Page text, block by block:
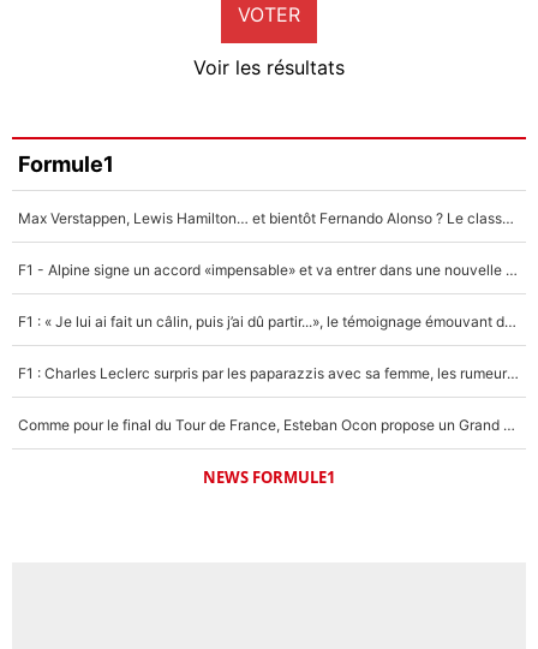
Faris Moumbagna
4%
Un autre joueur
5%
VOTER
Voir les résultats
Formule1
Max Verstappen, Lewis Hamilton… et bientôt Fernando Alonso ? Le classement des pilotes les mieux payés en Formule 1 risque de changer !
F1 - Alpine signe un accord «impensable» et va entrer dans une nouvelle dimension : Grande nouvelle pour Pierre Gasly !
F1 : « Je lui ai fait un câlin, puis j’ai dû partir...», le témoignage émouvant de Max Verstappen sur sa fille
F1 : Charles Leclerc surpris par les paparazzis avec sa femme, les rumeurs étaient vraies !
Comme pour le final du Tour de France, Esteban Ocon propose un Grand Prix de Formule 1 à Paris : «Autour de l’Arc de Triomphe, ce serait génial» !
NEWS FORMULE1